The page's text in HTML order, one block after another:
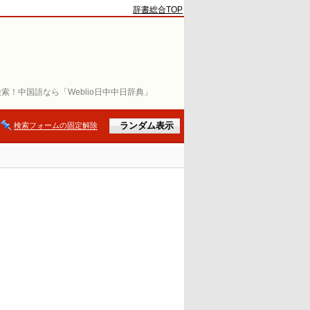
！中国語なら「Weblio日中中日辞典」
辞書総合TOP
検索フォームの固定解除